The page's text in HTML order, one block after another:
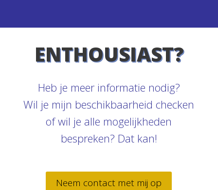
ENTHOUSIAST?
Heb je meer informatie nodig?
Wil je mijn beschikbaarheid checken
of wil je alle mogelijkheden
bespreken? Dat kan!
Neem contact met mij op